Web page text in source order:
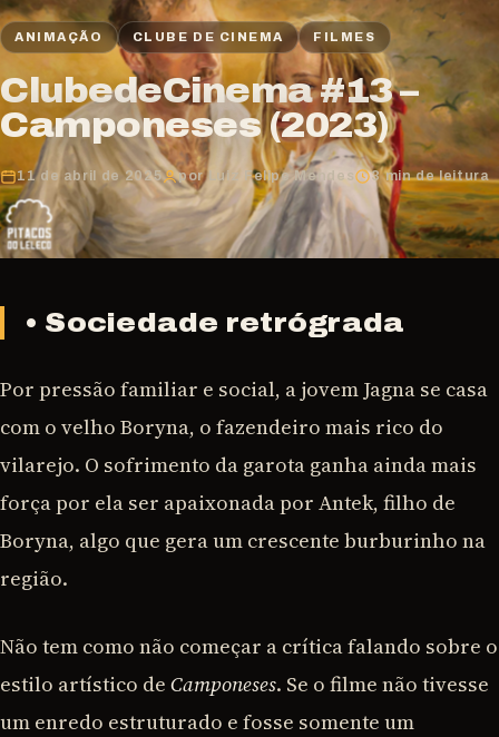
ANIMAÇÃO CLUBE DE CINEMA FILMES
ClubedeCinema #13 –
Camponeses (2023)
11 de abril de 2025 por Luiz Felipe Mendes 3 min de leitura
• Sociedade retrógrada
Por pressão familiar e social, a jovem Jagna se casa
com o velho Boryna, o fazendeiro mais rico do
vilarejo. O sofrimento da garota ganha ainda mais
força por ela ser apaixonada por Antek, filho de
Boryna, algo que gera um crescente burburinho na
região.
Não tem como não começar a crítica falando sobre o
estilo artístico de Camponeses. Se o filme não tivesse
um enredo estruturado e fosse somente um